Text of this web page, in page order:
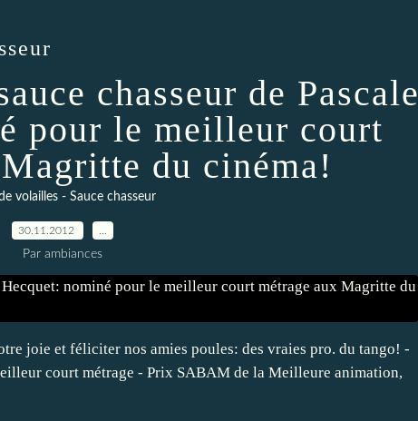
chasseur de Pascale
pour le meilleur court
du cinéma!
volailles - Sauce chasseur
30.11.2012
Par ambiances
joie et féliciter nos amies poules: des vraies pro. du tango! -
court métrage - Prix SABAM de la Meilleure animation,